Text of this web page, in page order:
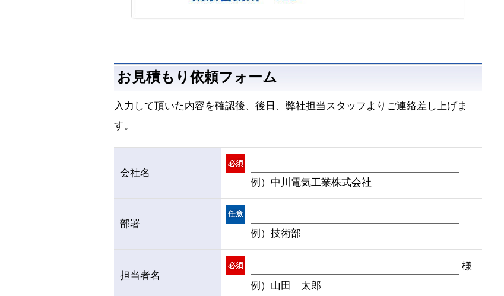
お見積もり依頼フォーム
入力して頂いた内容を確認後、後日、弊社担当スタッフよりご連絡差し上げま
す。
会社名
例）中川電気工業株式会社
部署
例）技術部
担当者名
様
例）山田 太郎